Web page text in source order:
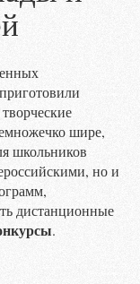
шире,
школьников
но и
дистанционные
.